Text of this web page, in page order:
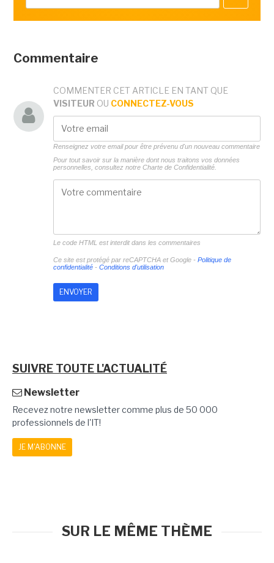
Commentaire
COMMENTER CET ARTICLE EN TANT QUE
VISITEUR OU CONNECTEZ-VOUS
Renseignez votre email pour être prévenu d'un nouveau commentaire
Pour tout savoir sur la manière dont nous traitons vos données
personnelles, consultez notre Charte de Confidentialité.
Le code HTML est interdit dans les commentaires
Ce site est protégé par reCAPTCHA et Google - Politique de
confidentialité- Conditions d'utilisation
SUIVRE TOUTE L'ACTUALITÉ
Newsletter
Recevez notre newsletter comme plus de 50 000
professionnels de l'IT!
JE M'ABONNE
SUR LE MÊME THÈME